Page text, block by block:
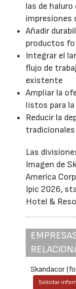
las de
impresiones
Añadir
productos
Integrar el
flujo de
existente
Ampliar la
listos para
Reducir la
Las
Imagen de
America
Ipic 2026,
Hotel &
Skandacor
Solicitar